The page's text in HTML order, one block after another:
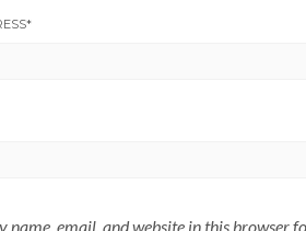
*
name, email, and website in this browser